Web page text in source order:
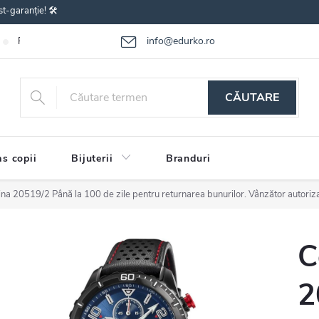
garanție! 🛠️
info@edurko.ro
Reclamațiile bunurilor Întrebări frecvente
CĂUTARE
copii Bijuterii Branduri
20519/2 Până la 100 de zile pentru returnarea bunurilor. Vânzător